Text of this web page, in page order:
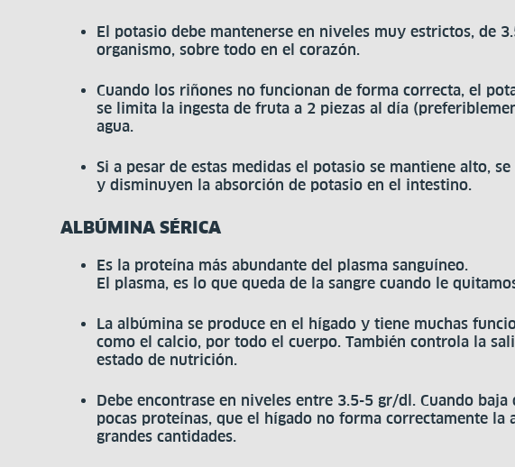
El potasio debe mantenerse en niveles muy estrictos, de
organismo, sobre todo en el corazón.
Cuando los riñones no funcionan de forma correcta, el
se limita la ingesta de fruta a 2 piezas al día
agua.
Si a pesar de estas medidas el potasio se mantiene alto,
y disminuyen la absorción de potasio en el intestino.
ALBÚMINA SÉRICA
Es la proteína más abundante del plasma sanguíneo.
El plasma, es lo que queda de la sangre cuando le
La albúmina se produce en el hígado y tiene muchas
como el calcio, por todo el cuerpo. También controla la
estado de nutrición.
Debe encontrase en niveles entre 3.5-5 gr/dl. Cuando
pocas proteínas, que el hígado no forma correctamente
grandes cantidades.